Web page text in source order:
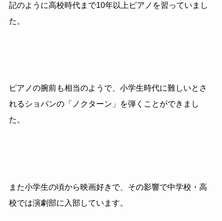
記のように高校時代まで10年以上ピアノを習っていまし
た。
ピアノの腕前も相当のようで、小学生時代に難しいとさ
れるショパンの「ノクターン」を弾くことができまし
た。
また小学生の頃から映画好きで、その影響で中学校・高
校では演劇部に入部しています。